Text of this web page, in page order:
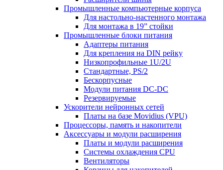
Промышленные компьютерные корпуса
Для настольно-настенного монтажа
Для монтажа в 19” стойки
Промышленные блоки питания
Адаптеры питания
Для крепления на DIN рейку
Низкопрофильные 1U/2U
Стандартные, PS/2
Бескорпусные
Модули питания DС-DC
Резервируемые
Ускорители нейронных сетей
Платы на базе Movidius (VPU)
Процессоры, память и накопители
Аксессуары и модули расширения
Платы и модули расширения
Системы охлаждения CPU
Вентиляторы